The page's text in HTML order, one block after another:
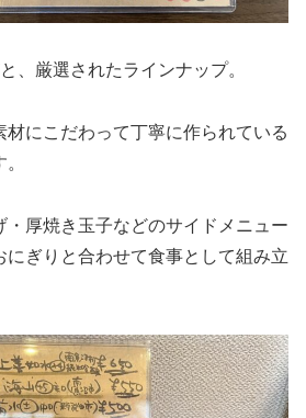
、厳選されたラインナップ。
材にこだわって丁寧に作られている
・厚焼き玉子などのサイドメニュー
にぎりと合わせて食事として組み立